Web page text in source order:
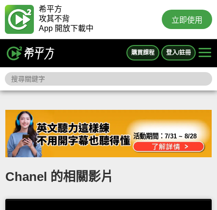
希平方
攻其不背
App 開放下載中
立即使用
購買課程 登入/註冊
活動期間：7/31 ~ 8/28
Chanel 的相關影片